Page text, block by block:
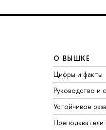
О ВЫШКЕ
Цифры и факты
Руководство и
Устойчивое
Преподаватели